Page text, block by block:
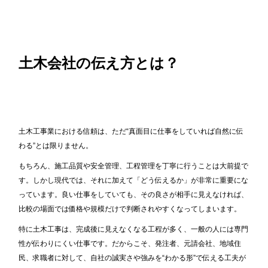
土木会社の伝え方とは？
土木工事業における信頼は、ただ“真面目に仕事をしていれば自然に伝
わる”とは限りません。
もちろん、施工品質や安全管理、工程管理を丁寧に行うことは大前提で
す。しかし現代では、それに加えて「どう伝えるか」が非常に重要にな
っています。良い仕事をしていても、その良さが相手に見えなければ、
比較の場面では価格や規模だけで判断されやすくなってしまいます。
特に土木工事は、完成後に見えなくなる工程が多く、一般の人には専門
性が伝わりにくい仕事です。だからこそ、発注者、元請会社、地域住
民、求職者に対して、自社の誠実さや強みを“わかる形”で伝える工夫が